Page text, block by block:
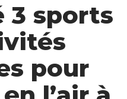
3 sports
pour